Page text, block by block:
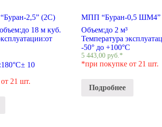
2,5” (2С)
до 18 м куб.
от
180°С± 10
21 шт.
МПП “Буран-0,5 ШМ4”
Объем:до 2 м³
Температура
-50° до +100°С
5 443,00руб. *
*при покупке от 21 шт.
Подробнее